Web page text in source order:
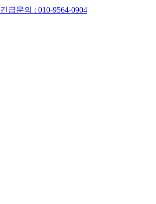
긴급문의 : 010-9564-0904